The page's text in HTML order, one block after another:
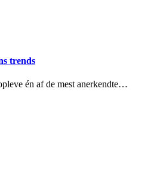
trends
én af de mest anerkendte…